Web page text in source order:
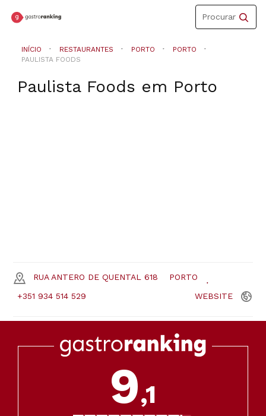
Toggle
navigation
Procurar
INÍCIO RESTAURANTES PORTO
PORTO
PAULISTA FOODS
Paulista Foods em Porto
RUA ANTERO DE QUENTAL 618 PORTO
+351 934 514 529 WEBSITE
9,1